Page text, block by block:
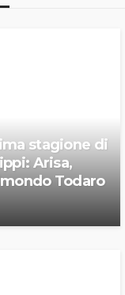
stagione di
Arisa,
Todaro